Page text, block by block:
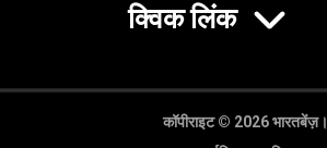
क्विक लिंक
कॉपीराइट © 2026 भारतबेंज़।